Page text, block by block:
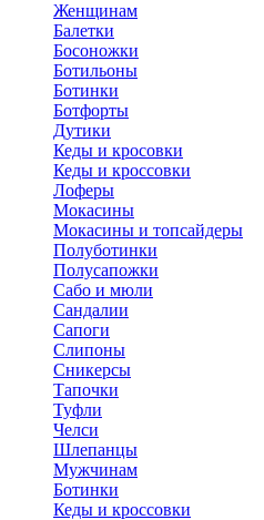
Женщинам
Балетки
Босоножки
Ботильоны
Ботинки
Ботфорты
Дутики
Кеды и кросовки
Кеды и кроссовки
Лоферы
Мокасины
Мокасины и топсайдеры
Полуботинки
Полусапожки
Сабо и мюли
Сандалии
Сапоги
Слипоны
Сникерсы
Тапочки
Туфли
Челси
Шлепанцы
Мужчинам
Ботинки
Кеды и кроссовки